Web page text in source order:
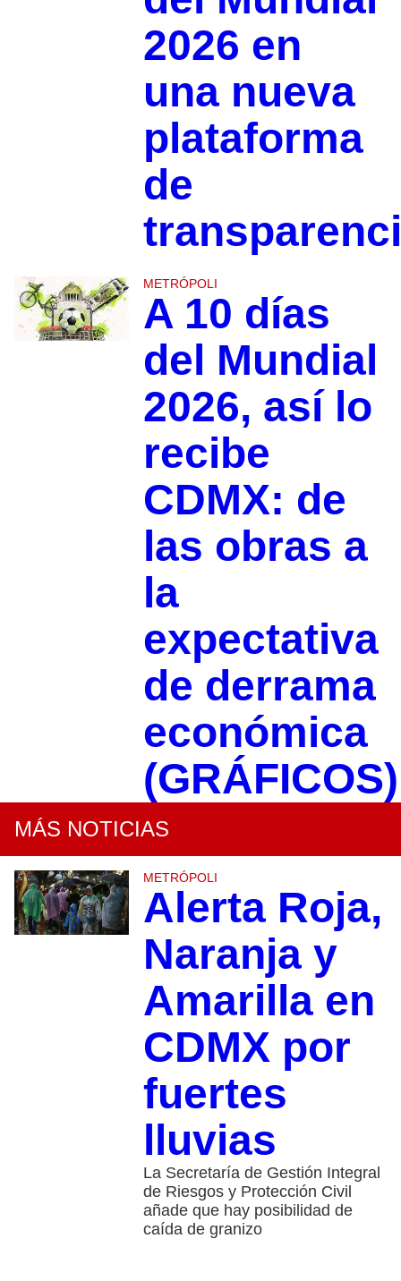
2026 en
una nueva
plataforma
de
METRÓPOLI
A 10 días
del Mundial
2026, así lo
recibe
CDMX: de
las obras a
la
expectativa
de derrama
económica
(GRÁFICOS)
MÁS NOTICIAS
METRÓPOLI
Alerta Roja,
Naranja y
Amarilla en
CDMX por
fuertes
lluvias
La Secretaría de Gestión Integral
de Riesgos y Protección Civil
añade que hay posibilidad de
caída de granizo